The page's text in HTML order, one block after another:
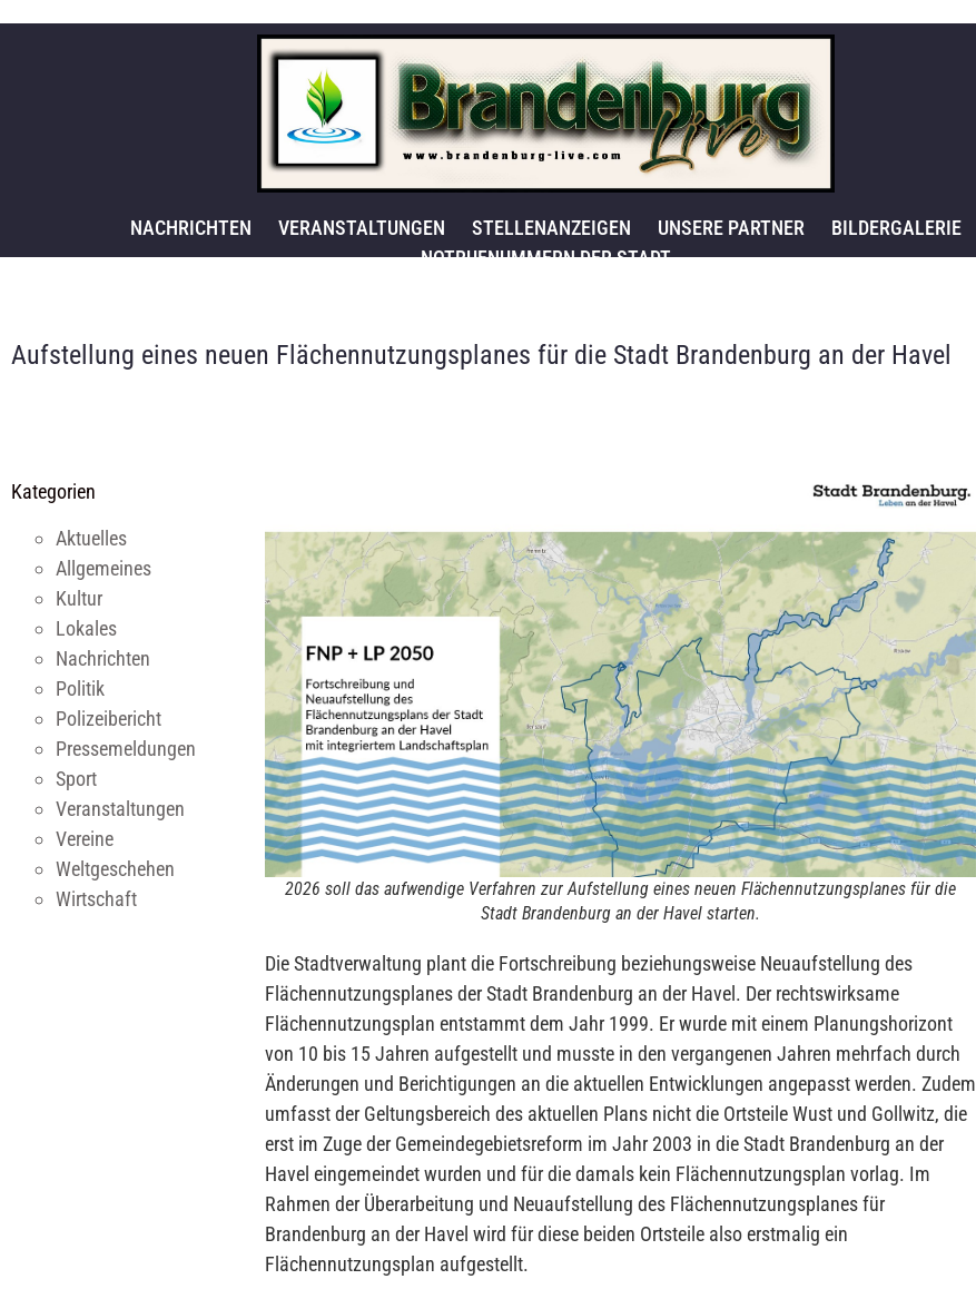
NACHRICHTEN VERANSTALTUNGEN STELLENANZEIGEN UNSERE PARTNER
BILDERGALERIE
NOTRUFNUMMERN DER STADT
Aufstellung eines neuen Flächennutzungsplanes für die Stadt Brandenburg an der Havel
Kategorien
Aktuelles
Allgemeines
Kultur
Lokales
Nachrichten
Politik
Polizeibericht
Pressemeldungen
Sport
Veranstaltungen
Vereine
Weltgeschehen
Wirtschaft
2026 soll das aufwendige Verfahren zur Aufstellung eines neuen Flächennutzungsplanes für die
Stadt Brandenburg an der Havel starten.
Die Stadtverwaltung plant die Fortschreibung beziehungsweise Neuaufstellung des
Flächennutzungsplanes der Stadt Brandenburg an der Havel. Der rechtswirksame
Flächennutzungsplan entstammt dem Jahr 1999. Er wurde mit einem Planungshorizont
von 10 bis 15 Jahren aufgestellt und musste in den vergangenen Jahren mehrfach durch
Änderungen und Berichtigungen an die aktuellen Entwicklungen angepasst werden. Zudem
umfasst der Geltungsbereich des aktuellen Plans nicht die Ortsteile Wust und Gollwitz, die
erst im Zuge der Gemeindegebietsreform im Jahr 2003 in die Stadt Brandenburg an der
Havel eingemeindet wurden und für die damals kein Flächennutzungsplan vorlag. Im
Rahmen der Überarbeitung und Neuaufstellung des Flächennutzungsplanes für
Brandenburg an der Havel wird für diese beiden Ortsteile also erstmalig ein
Flächennutzungsplan aufgestellt.